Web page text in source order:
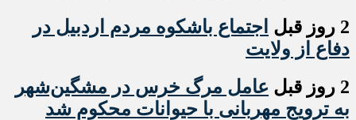
2 روز قبل
اجتماع باشکوه مردم اردبیل در
دفاع از ولایت
2 روز قبل
عامل مرگ خرس در مشگین‌شهر
به ترویج مهربانی با حیوانات محکوم شد